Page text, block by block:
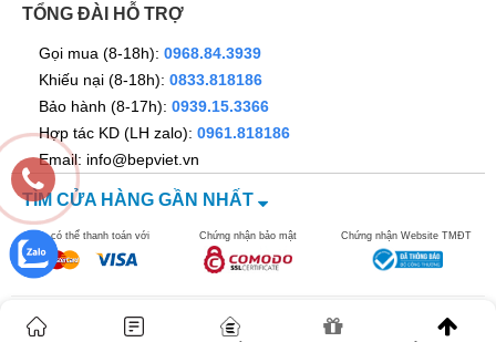
TỔNG ĐÀI HỖ TRỢ
Gọi mua (8-18h): 0968.84.3939
Khiếu nại (8-18h): 0833.818186
Bảo hành (8-17h): 0939.15.3366
Hợp tác KD (LH zalo): 0961.818186
Email: info@bepviet.vn
TÌM CỬA HÀNG GẦN NHẤT
Bạn có thể thanh toán với Chứng nhận bảo mật Chứng nhận Website TMĐT